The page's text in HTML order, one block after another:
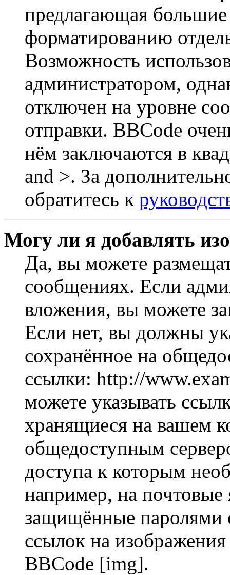
предлагающая
форматированию
Возможность
администратором,
отключен на уровне
отправки. BBCode
нём заключаются в
and >. За
обратитесь к
Могу ли я добавлять
Да, вы можете
сообщениях. Если
вложения, вы можете
Если нет, вы должны
сохранённое на
ссылки: http://
можете указывать
хранящиеся на вашем
общедоступным
доступа к которым
например, на
защищённые паролями
ссылок на
BBCode [img].